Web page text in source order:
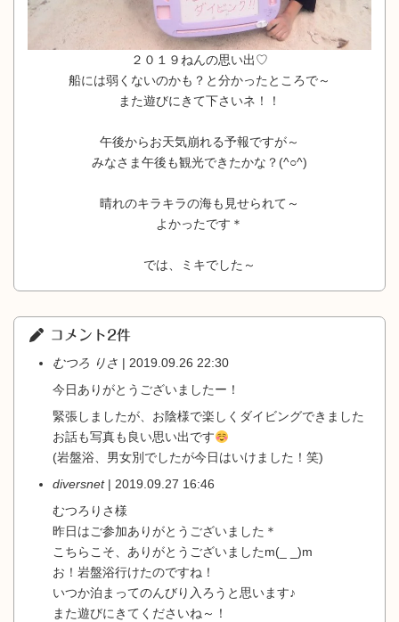
２０１９ねんの思い出♡
船には弱くないのかも？と分かったところで～
また遊びにきて下さいネ！！
午後からお天気崩れる予報ですが～
みなさま午後も観光できたかな？(^○^)
晴れのキラキラの海も見せられて～
よかったです＊
では、ミキでした～
コメント2件
むつろ りさ | 2019.09.26 22:30
今日ありがとうございましたー！
緊張しましたが、お陰様で楽しくダイビングできました
お話も写真も良い思い出です
(岩盤浴、男女別でしたが今日はいけました！笑)
diversnet| 2019.09.27 16:46
むつろりさ様
昨日はご参加ありがとうございました＊
こちらこそ、ありがとうございましたm(_ _)m
お！岩盤浴行けたのですね！
いつか泊まってのんびり入ろうと思います♪
また遊びにきてくださいね～！